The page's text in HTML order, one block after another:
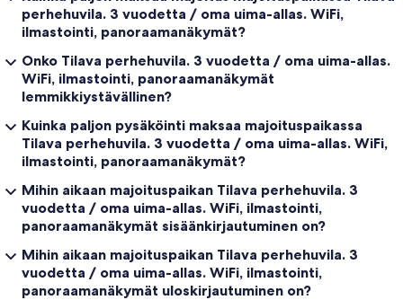
perhehuvila. 3 vuodetta / oma uima-allas. WiFi,
ilmastointi, panoraamanäkymät?
Onko Tilava perhehuvila. 3 vuodetta / oma uima-allas.
WiFi, ilmastointi, panoraamanäkymät
lemmikkiystävällinen?
Kuinka paljon pysäköinti maksaa majoituspaikassa
Tilava perhehuvila. 3 vuodetta / oma uima-allas. WiFi,
ilmastointi, panoraamanäkymät?
Mihin aikaan majoituspaikan Tilava perhehuvila. 3
vuodetta / oma uima-allas. WiFi, ilmastointi,
panoraamanäkymät sisäänkirjautuminen on?
Mihin aikaan majoituspaikan Tilava perhehuvila. 3
vuodetta / oma uima-allas. WiFi, ilmastointi,
panoraamanäkymät uloskirjautuminen on?